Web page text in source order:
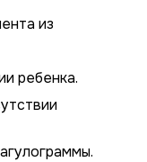
из
ребенка.